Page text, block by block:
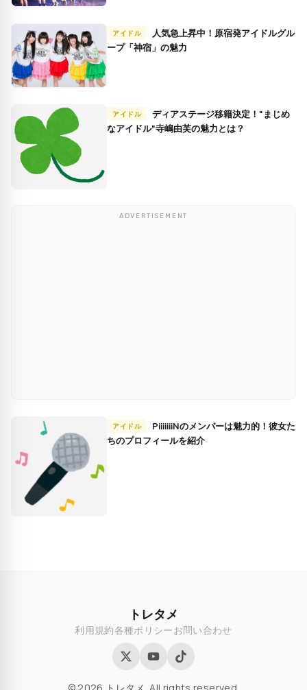
アイドル
ープ「神宿」の魅力
アイドル
なアイドル"寺嶋由芙の魅力とは？
ADVERTISEMENT
アイドル
ちのプロフィールを紹介
トレタメ
利用規約各種ポリシーお問い合わせ